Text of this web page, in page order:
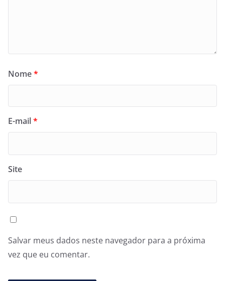
Nome*
E-mail*
Site
Salvar meus dados neste navegador para a próxima
vez que eu comentar.